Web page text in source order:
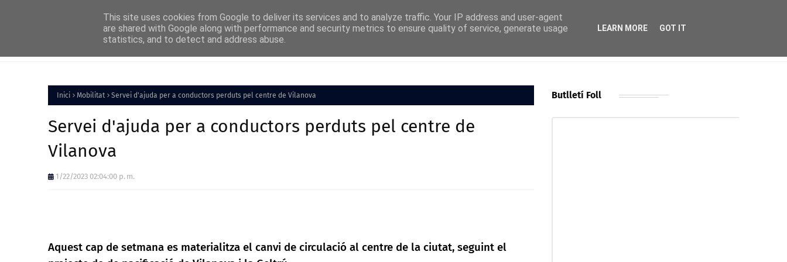
Inici Política
Inici Mobilitat Servei d'ajuda per a conductors perduts pel centre de Vilanova
Servei d'ajuda per a conductors perduts pel centre de
Vilanova
1/22/2023 02:04:00 p. m.
Aquest cap de setmana es materialitza el canvi de circulació al centre de la ciutat, seguint el
Butlletí Foll
This site uses cookies from Google to deliver its services and to analyze traffic. Your IP address and user-agent
are shared with Google along with performance and security metrics to ensure quality of service, generate usage
statistics, and to detect and address abuse.
LEARN MORE GOT IT